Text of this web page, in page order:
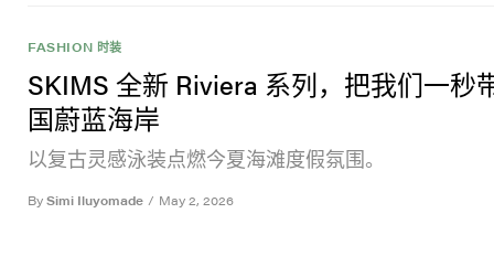
FASHION 时装
SKIMS 全新 Riviera 系列，把我们一秒
国蔚蓝海岸
以复古灵感泳装点燃今夏海滩度假氛围。
By Simi Iluyomade / May 2, 2026